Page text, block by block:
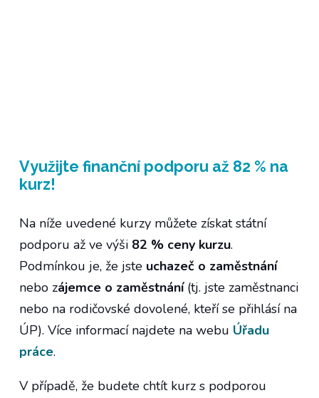
Využijte finanční podporu až 82 % na
kurz!
Na níže uvedené kurzy můžete získat státní
podporu až ve výši 82 % ceny kurzu.
Podmínkou je, že jste uchazeč o zaměstnání
nebo zájemce o zaměstnání(tj. jste zaměstnanci
nebo na rodičovské dovolené, kteří se přihlásí na
ÚP). Více informací najdete na webu Úřadu
práce.
V případě, že budete chtít kurz s podporou